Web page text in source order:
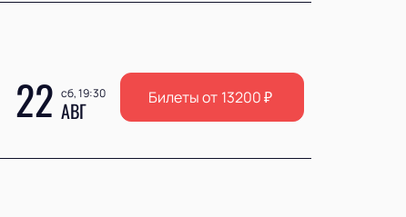
22 сб, 19:30
АВГ Билеты от 13200₽